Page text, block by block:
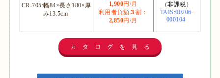
CR-705:幅84×長さ180×厚
み13.5cm
1,900円/月
利用者負額 ３ 割：
2,850円/月
（非課税）
TAIS:00206-
000104
カ タ ロ グ を 見 る